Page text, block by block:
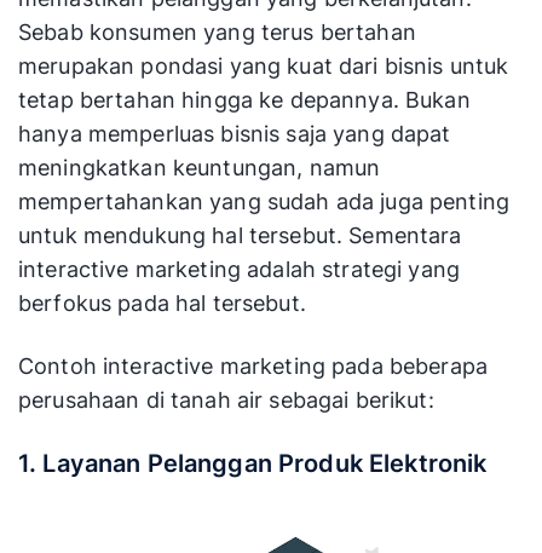
Sebab konsumen yang terus bertahan
merupakan pondasi yang kuat dari bisnis untuk
tetap bertahan hingga ke depannya. Bukan
hanya memperluas bisnis saja yang dapat
meningkatkan keuntungan, namun
mempertahankan yang sudah ada juga penting
untuk mendukung hal tersebut. Sementara
interactive marketing adalah strategi yang
berfokus pada hal tersebut.
Contoh interactive marketing pada beberapa
perusahaan di tanah air sebagai berikut:
1. Layanan Pelanggan Produk Elektronik